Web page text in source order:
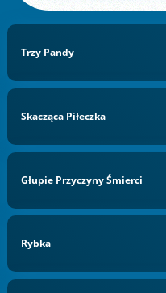
Trzy Pandy
Skacząca Piłeczka
Głupie Przyczyny Śmierci
Rybka